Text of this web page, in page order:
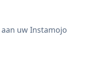
uw Instamojo